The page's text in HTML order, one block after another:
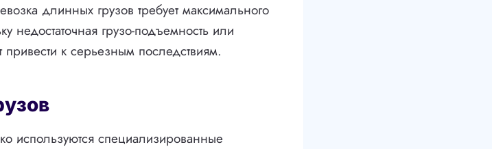
длинных грузов требует максимального
недостаточная грузо-подъемность или
к серьезным последствиям.
используются специализированные